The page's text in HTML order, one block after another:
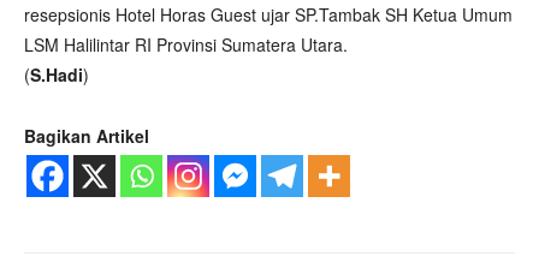
resepsionis Hotel Horas Guest ujar SP.Tambak SH Ketua Umum
LSM Halilintar RI Provinsi Sumatera Utara.
(S.Hadi)
Bagikan Artikel